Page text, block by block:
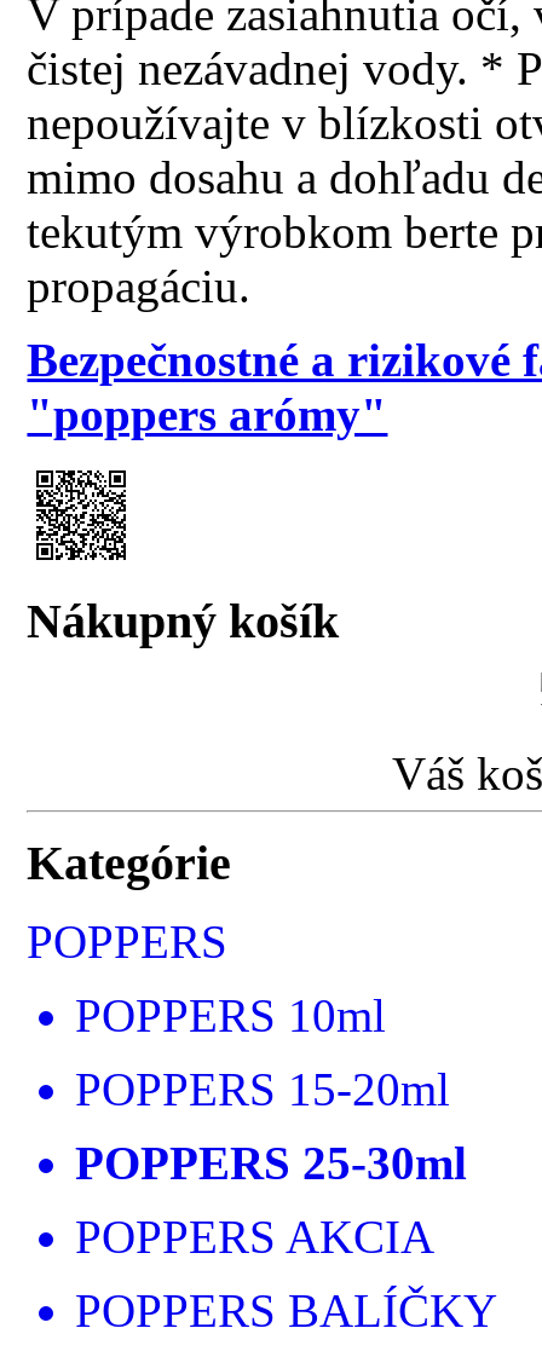
V prípade zasiahnutia
čistej nezávadnej vody. *
nepoužívajte v blízkosti
mimo dosahu a dohľadu
tekutým výrobkom berte
propagáciu.
Bezpečnostné a
"poppers arómy"
Nákupný košík
Váš
Kategórie
POPPERS
POPPERS 10ml
POPPERS 15-20ml
POPPERS 25-30ml
POPPERS AKCIA
POPPERS BALÍČKY